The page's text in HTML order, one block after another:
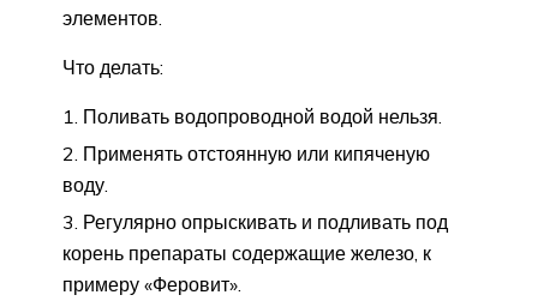
элементов.
Что делать:
Поливать водопроводной водой нельзя.
Применять отстоянную или кипяченую
воду.
Регулярно опрыскивать и подливать под
корень препараты содержащие железо, к
примеру «Феровит».